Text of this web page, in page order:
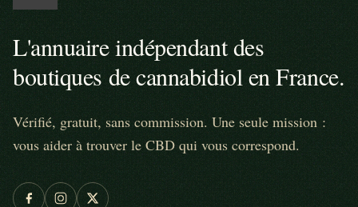
L'annuaire indépendant des
boutiques de cannabidiol en France.
Vérifié, gratuit, sans commission. Une seule mission :
vous aider à trouver le CBD qui vous correspond.